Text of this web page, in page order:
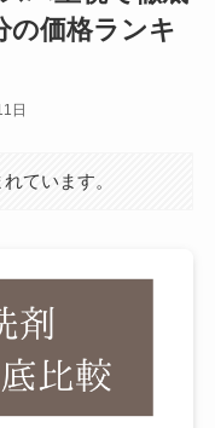
の価格ランキ
日
ています。